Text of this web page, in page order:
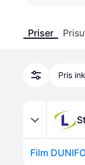
Priser
Pris
Film